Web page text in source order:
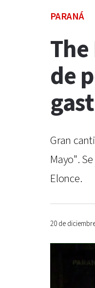
PARANÁ
de
Gran
Mayo".
Elonce.
20 de